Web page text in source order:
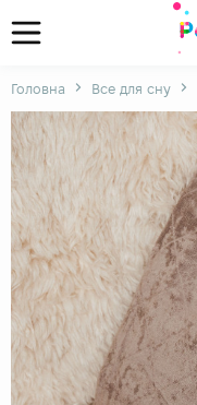
Головна Все для сну